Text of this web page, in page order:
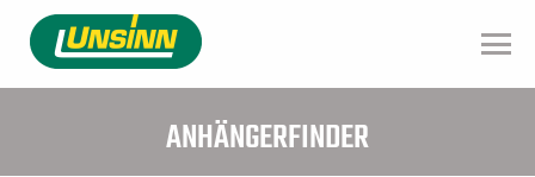
Direkt
zum
Inhalt
ANHÄNGERFINDER